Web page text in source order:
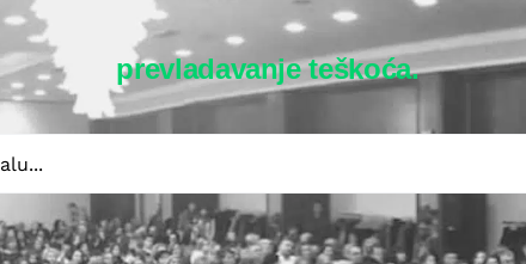
prevladavanje teškoća.